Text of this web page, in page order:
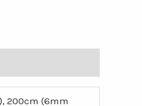
200cm (6mm